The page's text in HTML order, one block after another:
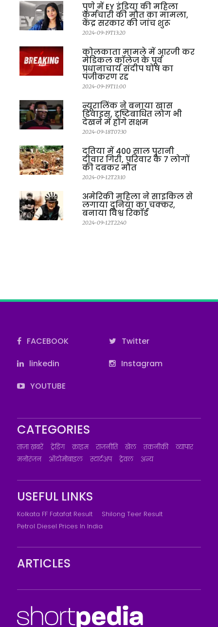
पुणे में EY इंडिया की महिला
कर्मचारी की मौत का मामला,
केंद्र सरकार की जांच शुरू
2024-09-19T13:20
कोलकाता मामले में आरजी कर
मेडिकल कॉलेज के पूर्व
प्रधानाचार्य संदीप घोष का
पंजीकरण रद्द
2024-09-19T11:00
न्यूरालिंक ने बनाया खास
डिवाइस, दृष्टिबाधित लोग भी
देखने में होंगे सक्षम
2024-09-18T07:30
दतिया में 400 साल पुरानी
दीवार गिरी, परिवार के 7 लोगों
की दबकर मौत
2024-09-12T23:10
अमेरिकी महिला ने साइकिल से
लगाया दुनिया का चक्कर,
बनाया विश्व रिकॉर्ड
2024-09-12T22:40
FACEBOOK
Twitter
linkedin
Instagram
YOUTUBE
CATEGORIES
ताज़ा ख़बरें ट्रेंडिंग क्राइम राजनीति खेल तकनीकी
व्यापार
मनोरंजन
ऑटोमोबाइल स्टार्टअप ट्रेवल अन्य
USEFUL LINKS
Kolkata FF Fatafat Result
Shilong Teer Result
Petrol Diesel Prices In India
ARTICLES